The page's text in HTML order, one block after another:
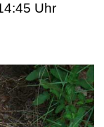
Uhr